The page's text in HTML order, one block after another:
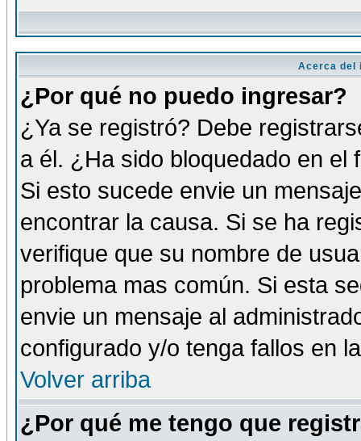
Acerca del
¿Por qué no puedo ingresar?
¿Ya se registró? Debe
a él. ¿Ha sido bloquedado en
Si esto sucede envie un
encontrar la causa. Si se ha
verifique que su nombre de
problema mas común. Si esta
envie un mensaje al
configurado y/o tenga fallos en
Volver arriba
¿Por qué me tengo que